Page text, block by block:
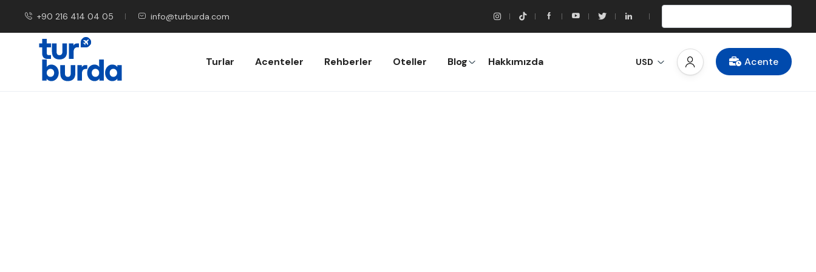
+90 216 414 04 05 info@turburda.com
Turlar Acenteler Rehberler Oteller Blog Hakkımızda USD Acente